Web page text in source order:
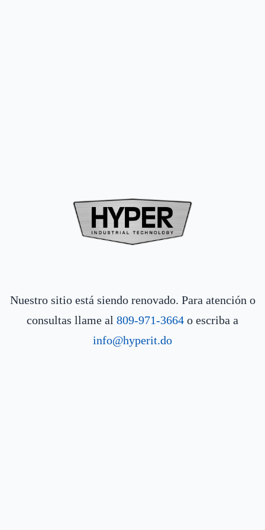
Nuestro sitio está siendo renovado. Para atención o
consultas llame al 809-971-3664 o escriba a
info@hyperit.do